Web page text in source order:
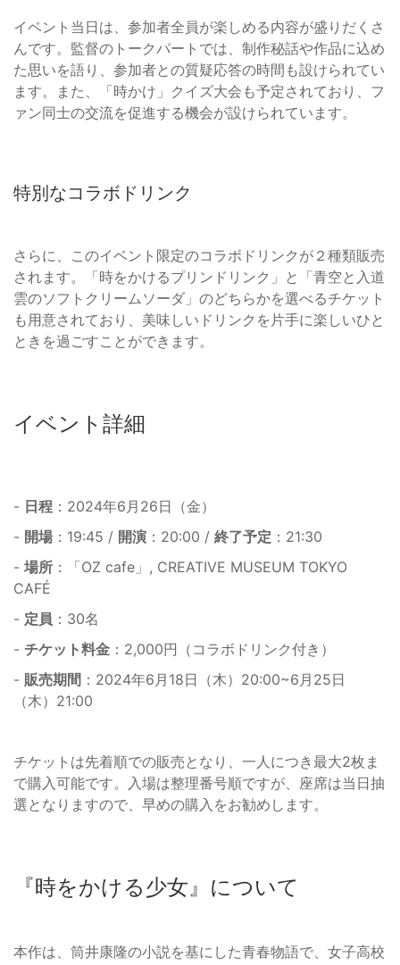
イベント当日は、参加者全員が楽しめる内容が盛りだくさ
んです。監督のトークパートでは、制作秘話や作品に込め
た思いを語り、参加者との質疑応答の時間も設けられてい
ます。また、「時かけ」クイズ大会も予定されており、フ
ァン同士の交流を促進する機会が設けられています。
特別なコラボドリンク
さらに、このイベント限定のコラボドリンクが２種類販売
されます。「時をかけるプリンドリンク」と「青空と入道
雲のソフトクリームソーダ」のどちらかを選べるチケット
も用意されており、美味しいドリンクを片手に楽しいひと
ときを過ごすことができます。
イベント詳細
- 日程 ：2024年6月26日（金）
- 開場 ：19:45 / 開演 ：20:00 / 終了予定 ：21:30
- 場所 ：「OZ cafe」, CREATIVE MUSEUM TOKYO
CAFÉ
- 定員 ：30名
- チケット料金 ：2,000円（コラボドリンク付き）
- 販売期間 ：2024年6月18日（木）20:00~6月25日
（木）21:00
チケットは先着順での販売となり、一人につき最大2枚ま
で購入可能です。入場は整理番号順ですが、座席は当日抽
選となりますので、早めの購入をお勧めします。
『時をかける少女』について
本作は、筒井康隆の小説を基にした青春物語で、女子高校